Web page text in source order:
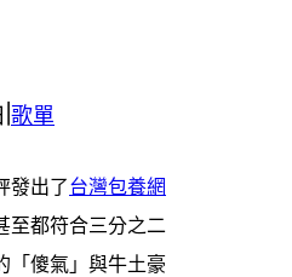
歌單
發出了台灣包養網
至都符合三分之二
「傻氣」與牛土豪